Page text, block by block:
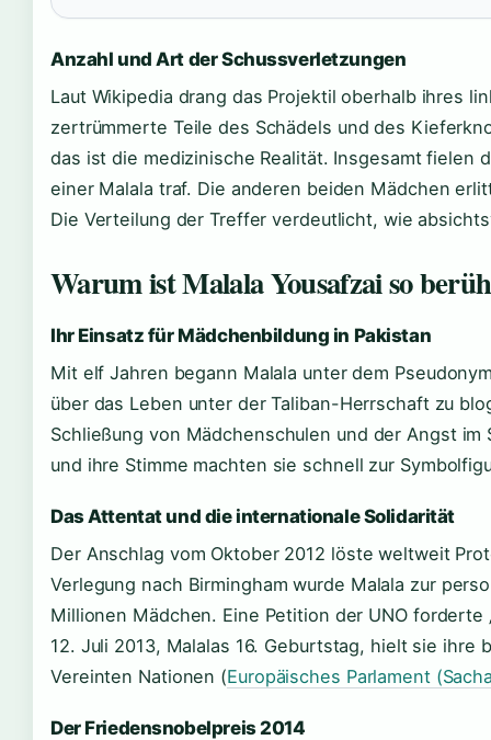
Anzahl und Art der Schussverletzungen
Laut Wikipedia drang das Projektil oberhalb ihres
zertrümmerte Teile des Schädels und des
das ist die medizinische Realität. Insgesamt fielen
einer Malala traf. Die anderen beiden Mädchen
Die Verteilung der Treffer verdeutlicht, wie
Warum ist Malala Yousafzai so
Ihr Einsatz für Mädchenbildung in Pakistan
Mit elf Jahren begann Malala unter dem
über das Leben unter der Taliban-Herrschaft zu
Schließung von Mädchenschulen und der Angst im
und ihre Stimme machten sie schnell zur
Das Attentat und die internationale Solidarität
Der Anschlag vom Oktober 2012 löste weltweit
Verlegung nach Birmingham wurde Malala zur
Millionen Mädchen. Eine Petition der UNO forderte
12. Juli 2013, Malalas 16. Geburtstag, hielt sie ihre
Vereinten Nationen (Europäisches Parlament
Der Friedensnobelpreis 2014